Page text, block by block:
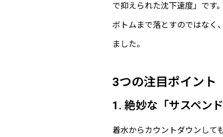
で抑えられた沈下速度」です。
ボトムまで落とすのではなく
ました。
3つの注目ポイント
1. 絶妙な「サスペン
着水からカウントダウンして